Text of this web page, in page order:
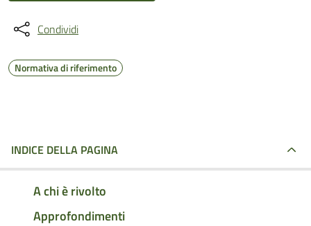
Condividi
Normativa di riferimento
INDICE DELLA PAGINA
A chi è rivolto
Approfondimenti